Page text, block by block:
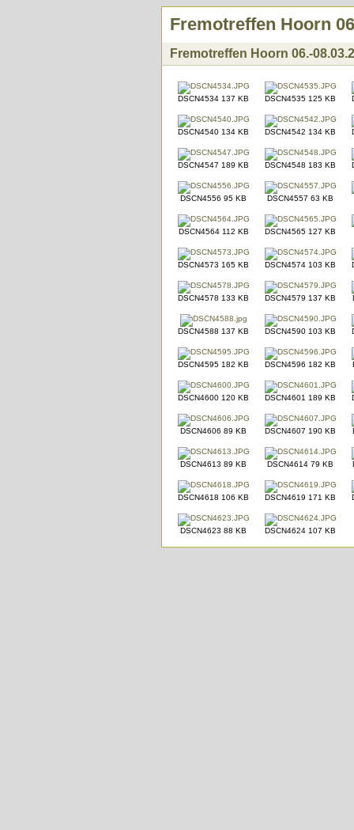
Fremotreffen Hoorn
Fremotreffen Hoorn 06.-
DSCN4534 137 KB DSCN4535 125 KB
DSCN4540 134 KB DSCN4542 134 KB
DSCN4547 189 KB DSCN4548 183 KB
DSCN4556 95 KB DSCN4557 63 KB
DSCN4564 112 KB DSCN4565 127 KB
DSCN4573 165 KB DSCN4574 103 KB
DSCN4578 133 KB DSCN4579 137 KB
DSCN4588 137 KB DSCN4590 103 KB
DSCN4595 182 KB DSCN4596 182 KB
DSCN4600 120 KB DSCN4601 189 KB
DSCN4606 89 KB DSCN4607 190 KB
DSCN4613 89 KB DSCN4614 79 KB
DSCN4618 106 KB DSCN4619 171 KB
DSCN4623 88 KB DSCN4624 107 KB